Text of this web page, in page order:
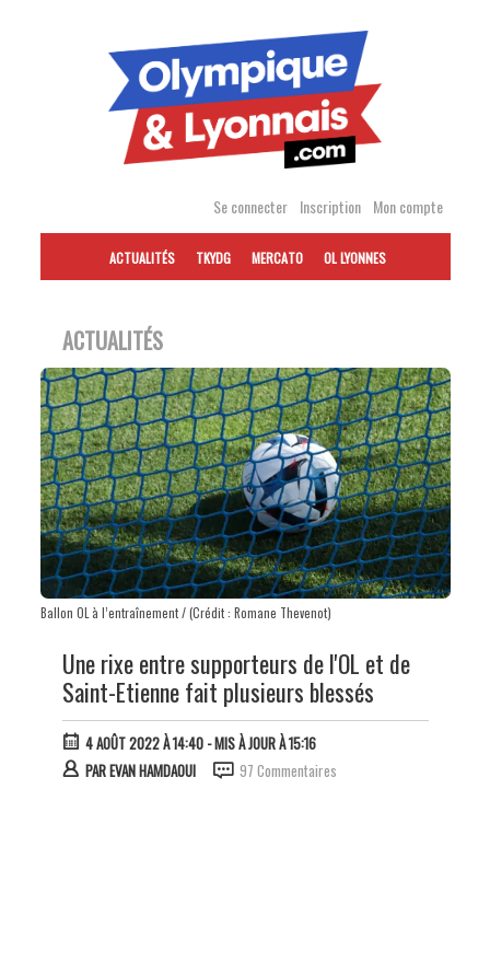
Se connecter Inscription Mon compte
ACTUALITÉS TKYDG MERCATO OL LYONNES
ACTUALITÉS
Ballon OL à l’entraînement / (Crédit : Romane Thevenot)
Une rixe entre supporteurs de l'OL et de
Saint-Etienne fait plusieurs blessés
4 AOÛT 2022 À 14:40- MIS À JOUR À 15:16
PAREVAN HAMDAOUI 97 Commentaires